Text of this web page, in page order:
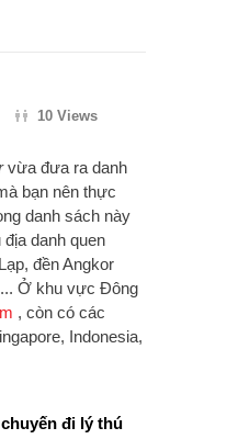
10 Views
vừa đưa ra danh
bạn nên thực
danh sách này
danh quen
đền Angkor
Ở khu vực Đông
, còn có các
Indonesia,
đi lý thú